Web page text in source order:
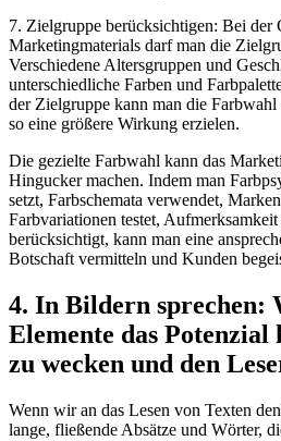
7. Zielgruppe berücksichtigen: Bei der
Marketingmaterials darf‌ man die
Verschiedene Altersgruppen⁤ und
unterschiedliche Farben und
der Zielgruppe kann⁤ man die‍ Farbwahl
so eine⁣ größere Wirkung erzielen.
Die gezielte Farbwahl kann das
Hingucker machen. Indem man
setzt, Farbschemata verwendet,
‍Farbvariationen testet,⁢
‍berücksichtigt, kann⁣ man eine
Botschaft vermitteln und Kunden
4. In​ Bildern‌ sprechen:
Elemente das Potenzial‍
zu‍ wecken und den
Wenn wir an das ​Lesen von Texten
lange, fließende Absätze und Wörter,